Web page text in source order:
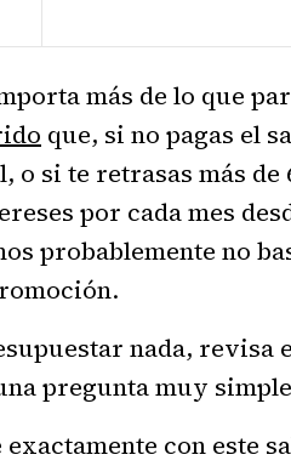
más de lo que
que, si no pagas el
o si te retrasas más
por cada mes
probablemente no
nada,
pregunta muy
con este